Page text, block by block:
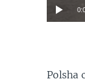
Polsha